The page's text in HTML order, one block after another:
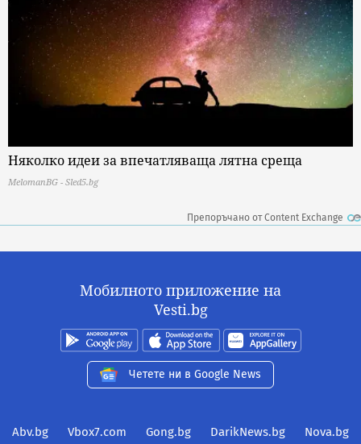
Няколко идеи за впечатляваща лятна среща
MelomanBG - Sled5.bg
Препоръчано от Content Exchange
Мобилното приложение на
Vesti.bg
Четете ни в Google News
Abv.bg Vbox7.com Gong.bg DarikNews.bg Nova.bg